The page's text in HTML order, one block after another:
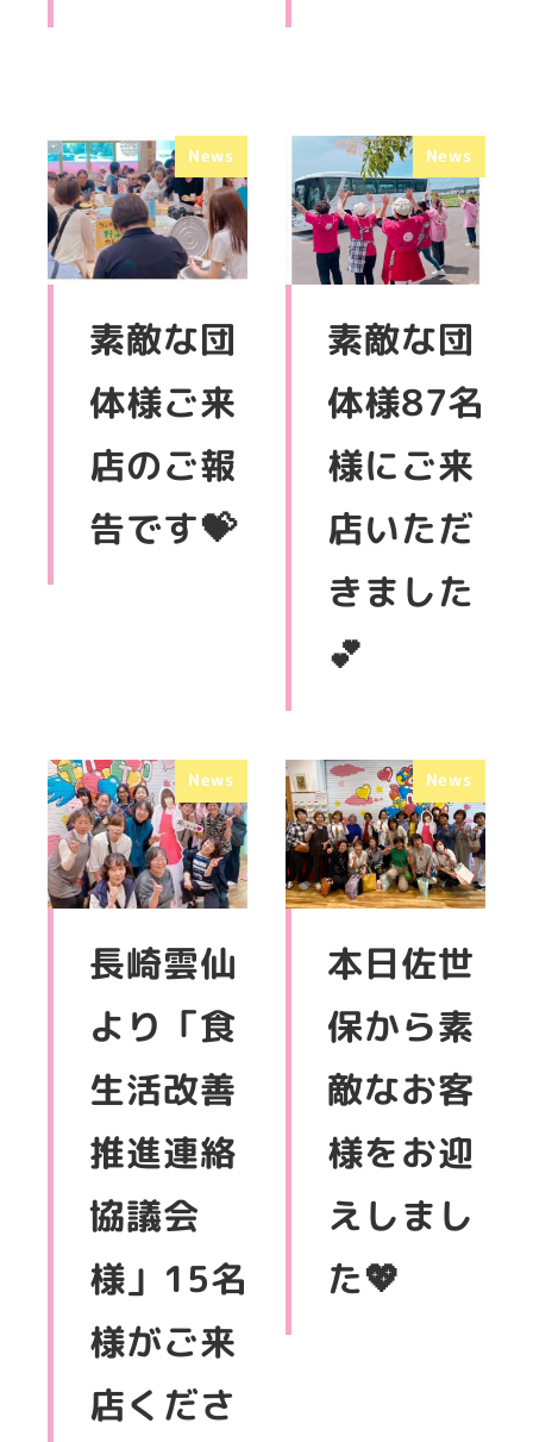
News
素敵な団
体様ご来
店のご報
告です💝
News
素敵な団
体様87名
様にご来
店いただ
きました
💕
News
長崎雲仙
より「食
生活改善
推進連絡
協議会
様」15名
様がご来
店くださ
News
本日佐世
保から素
敵なお客
様をお迎
えしまし
た💖